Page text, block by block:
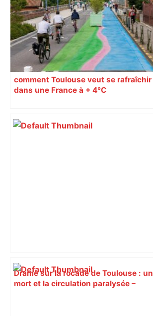
comment Toulouse veut se rafraîchir
dans une France à + 4°C
Drame sur la rocade de Toulouse : un
mort et la circulation paralysée –